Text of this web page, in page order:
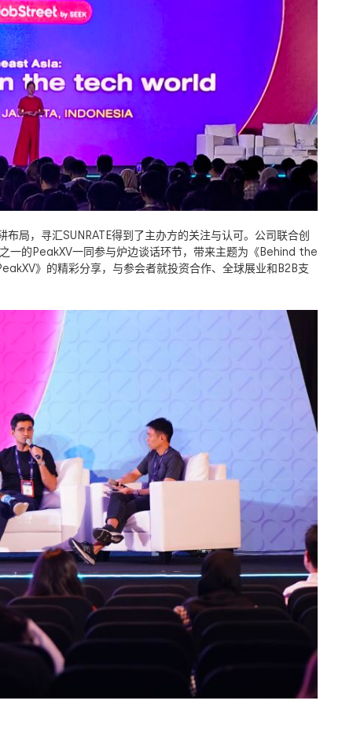
布局，寻汇SUNRATE得到了主办方的关注与认可。公司联合创
一的 PeakXV一同参与炉边谈话环节，带来主题为《Behind the
》的精彩分享，与参会者就投资合作、全球展业和 B2B支